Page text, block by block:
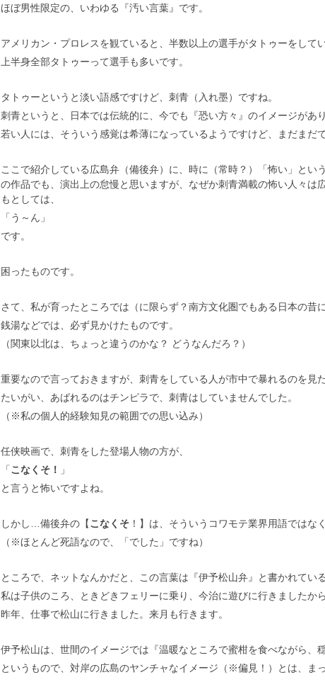
ほぼ男性限定の、いわゆる『汚い言葉』です。
アメリカン・プロレスを観ていると、半数以上の選手がタトゥーをしてい
上半身全部タトゥーって選手も多いです。
タトゥーというと淡い語感ですけど、刺青（入れ墨）ですね。
刺青というと、日本では伝統的に、今でも『恐い方々』のイメージがあり
若い人には、そういう感覚は希薄になっているようですけど、まだまだで
ここで紹介している広島弁（備後弁）に、時に（常時？）「怖い」と
の作品でも、演出上の怠慢と思いますが、なぜか刺青満載の怖い人々
もとしては、
「う～ん」
です。
困ったものです。
さて、私が育ったところでは（に限らず？南方文化圏でもある日本の昔
銭湯などでは、必ず見かけたものです。
（関東以北は、ちょっと違うのかな？ どうなんだろ？）
重要なので言っておきますが、刺青をしている人が市中で暴れるのを見
たいがい、あばれるのはチンピラで、刺青はしていませんでした。
（※私の個人的経験知見の範囲での思い込み）
任侠映画で、刺青をした登場人物の方が、
「こなくそ！
」
と言うと怖いですよね。
しかし…備後弁の【こなくそ ！】は、そういうコワモテ業界用語ではな
（※ほとんど死語なので、「でした」ですね）
ところで、ネットなんかだと、この言葉は『伊予松山弁』と書かれてい
私は子供のころ、ときどきフェリーに乗り、今治に遊びに行きましたか
昨年、仕事で松山に行きました。来月も行きます。
伊予松山は、世間のイメージでは『温暖なところで蜜柑を食べながら、
というもので、対岸の広島のヤンチャなイメージ（※偏見！）とは、ま